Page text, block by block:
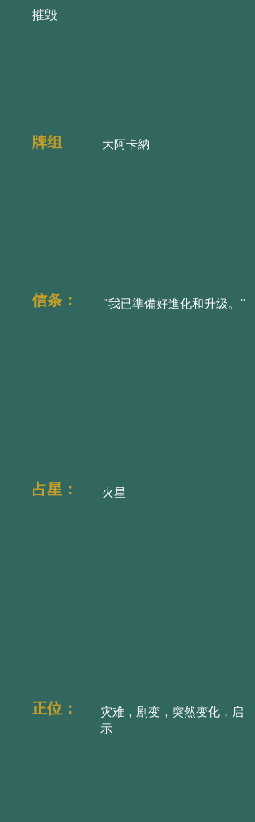
摧毁
牌组 大阿卡納
信条： “我已準備好進化和升级。”
占星： 火星
正位：
灾难，剧变，突然变化，启
示